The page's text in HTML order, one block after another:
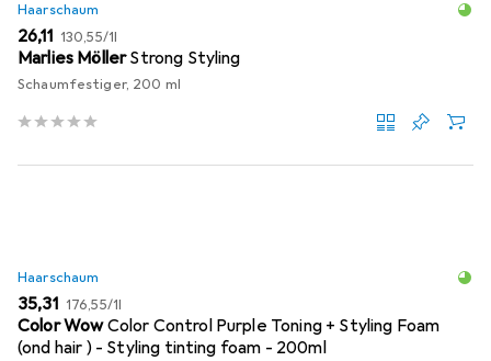
Haarschaum
EUR
26,11 EUR
130,55/1l
Marlies MöllerStrong Styling
Schaumfestiger, 200 ml
Haarschaum
EUR
35,31 EUR
176,55/1l
Color WowColor Control Purple Toning + Styling Foam
(ond hair ) - Styling tinting foam - 200ml